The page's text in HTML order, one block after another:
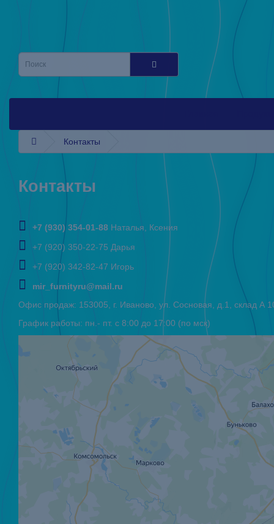
Контакты
Контакты
+7 (930) 354-01-88 Наталья, Ксения
+7 (920) 350-22-75 Дарья
+7 (920) 342-82-47 Игорь
mir_furnityru@mail.ru
Офис продаж: 153005, г. Иваново, ул. Сосновая, д.1, склад А
График работы: пн.- пт. с 8:00 до 17:00 (по мск)